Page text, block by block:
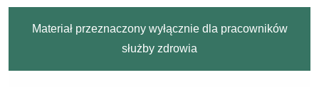
Materiał przeznaczony wyłącznie dla pracowników
służby zdrowia